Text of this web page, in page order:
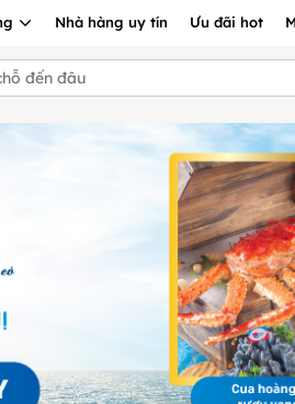
Nhà hàng uy tín Ưu đãi hot